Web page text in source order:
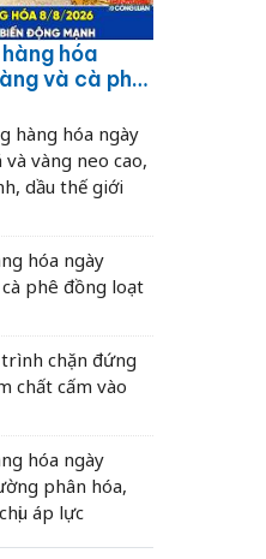
hóa
và cà phê
hàng hóa ngày
vàng neo cao,
dầu thế giới
hóa ngày
phê đồng loạt
chặn đứng
chất cấm vào
hóa ngày
phân hóa,
áp lực